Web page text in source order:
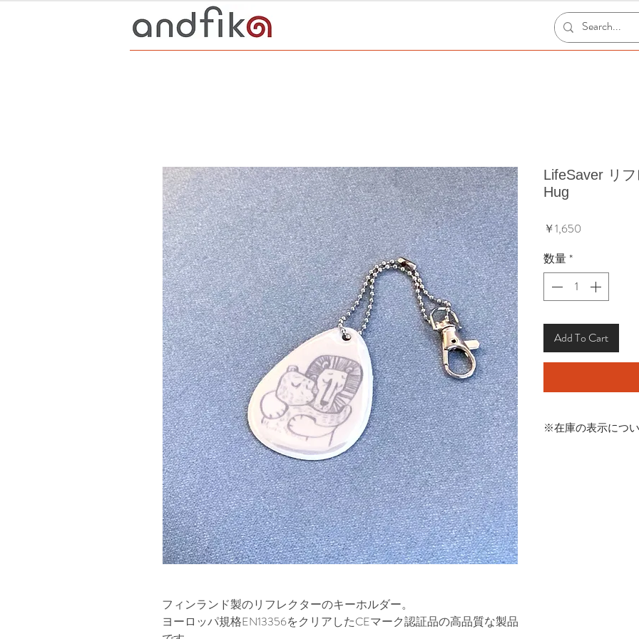
フィンランド製のリフレクターのキーホルダー。
ヨーロッパ規格EN13356をクリアしたCEマーク認証品の高品質な製品
LifeSaver リ
Hug
￥1,650
数量*
Add To Cart
※在庫の表示につ